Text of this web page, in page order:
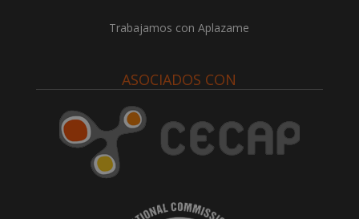
Trabajamos con Aplazame
ASOCIADOS CON